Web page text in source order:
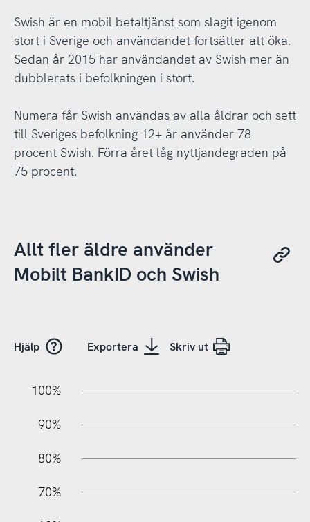
Swish är en mobil betaltjänst som slagit igenom
stort i Sverige och användandet fortsätter att öka.
Sedan år 2015 har användandet av Swish mer än
dubblerats i befolkningen i stort.
Numera får Swish användas av alla åldrar och sett
till Sveriges befolkning 12+ år använder 78
procent Swish. Förra året låg nyttjandegraden på
75 procent.
Allt fler äldre använder
Mobilt BankID och Swish
Hjälp Exportera Skriv ut
100%
90%
80%
70%